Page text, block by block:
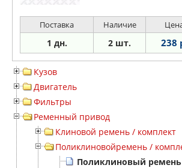
Поставка Наличие
1 дн. 2 шт. 238
Кузов
Двигатель
Фильтры
Ременный привод
Клиновой ремень / комплект
Поликлиновойремень /
Поликлиновый ремень